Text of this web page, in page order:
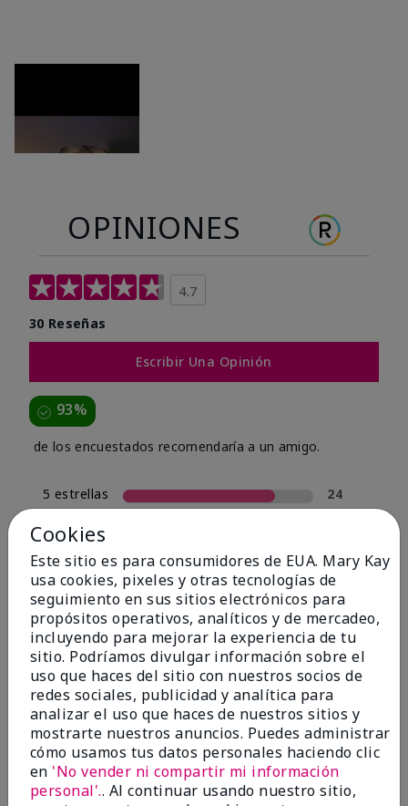
OPINIONES
4.7
30 Reseñas
Escribir Una Opinión
93%
de los encuestados recomendaría a un amigo.
5 estrellas
24
4 estrellas
3 estrellas
0
2 estrellas
2
1 estrella
0
Tipo De Piel
Filtrar
reseñas
por
Tipo
de
piel
Cookies
Este sitio es para consumidores de EUA. Mary Kay
usa cookies, pixeles y otras tecnologías de
seguimiento en sus sitios electrónicos para
propósitos operativos, analíticos y de mercadeo,
incluyendo para mejorar la experiencia de tu
sitio. Podríamos divulgar información sobre el
uso que haces del sitio con nuestros socios de
redes sociales, publicidad y analítica para
analizar el uso que haces de nuestros sitios y
mostrarte nuestros anuncios. Puedes administrar
cómo usamos tus datos personales haciendo clic
en 'No vender ni compartir mi información
personal'.. Al continuar usando nuestro sitio,